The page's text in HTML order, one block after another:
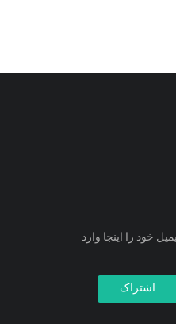
خود را اینجا وارد
اشتراک